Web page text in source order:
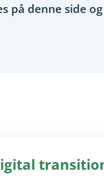
på denne side